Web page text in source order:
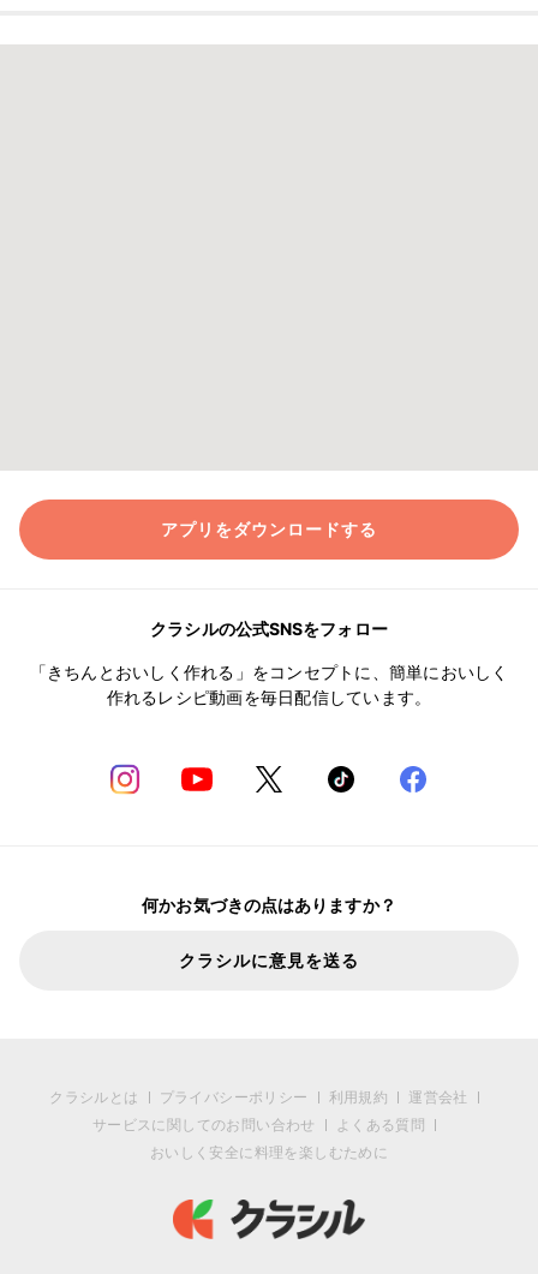
アプリをダウンロードする
クラシルの公式SNSをフォロー
「きちんとおいしく作れる」をコンセプトに、簡単においしく
作れるレシピ動画を毎日配信しています。
何かお気づきの点はありますか？
クラシルに意見を送る
クラシルとは プライバシーポリシー 利用規約
運営会社
サービスに関してのお問い合わせ
よくある質問
おいしく安全に料理を楽しむために